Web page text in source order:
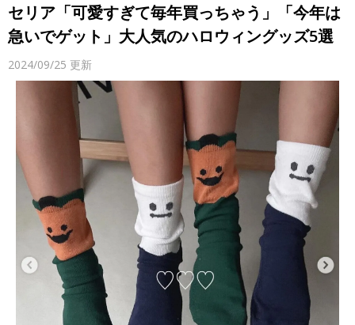
セリア「可愛すぎて毎年買っちゃう」「今年は
急いでゲット」大人気のハロウィングッズ5選
2024/09/25 更新